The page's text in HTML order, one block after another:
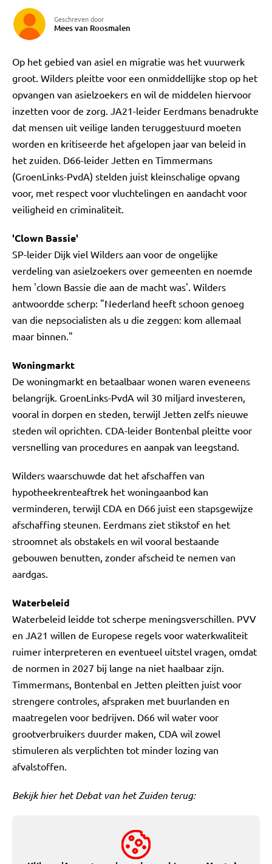
Geschreven door
Mees van Roosmalen
Op het gebied van asiel en migratie was het vuurwerk
groot. Wilders pleitte voor een onmiddellijke stop op het
opvangen van asielzoekers en wil de middelen hiervoor
inzetten voor de zorg. JA21-leider Eerdmans benadrukte
dat mensen uit veilige landen teruggestuurd moeten
worden en kritiseerde het afgelopen jaar van beleid in
het zuiden. D66-leider Jetten en Timmermans
(GroenLinks-PvdA) stelden juist kleinschalige opvang
voor, met respect voor vluchtelingen en aandacht voor
veiligheid en criminaliteit.
'Clown Bassie'
SP-leider Dijk viel Wilders aan voor de ongelijke
verdeling van asielzoekers over gemeenten en noemde
hem 'clown Bassie die aan de macht was'. Wilders
antwoordde scherp: "Nederland heeft schoon genoeg
van die nepsocialisten als u die zeggen: kom allemaal
maar binnen."
Woningmarkt
De woningmarkt en betaalbaar wonen waren eveneens
belangrijk. GroenLinks-PvdA wil 30 miljard investeren,
vooral in dorpen en steden, terwijl Jetten zelfs nieuwe
steden wil oprichten. CDA-leider Bontenbal pleitte voor
versnelling van procedures en aanpak van leegstand.
Wilders waarschuwde dat het afschaffen van
hypotheekrenteaftrek het woningaanbod kan
verminderen, terwijl CDA en D66 juist een stapsgewijze
afschaffing steunen. Eerdmans ziet stikstof en het
stroomnet als obstakels en wil vooral bestaande
gebouwen benutten, zonder afscheid te nemen van
aardgas.
Waterbeleid
Waterbeleid leidde tot scherpe meningsverschillen. PVV
en JA21 willen de Europese regels voor waterkwaliteit
ruimer interpreteren en eventueel uitstel vragen, omdat
de normen in 2027 bij lange na niet haalbaar zijn.
Timmermans, Bontenbal en Jetten pleitten juist voor
strengere controles, afspraken met buurlanden en
maatregelen voor bedrijven. D66 wil water voor
grootverbruikers duurder maken, CDA wil zowel
stimuleren als verplichten tot minder lozing van
afvalstoffen.
Bekijk hier het Debat van het Zuiden terug: